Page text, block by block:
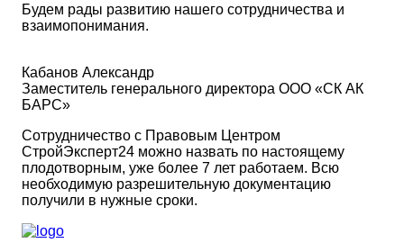
Будем рады развитию нашего сотрудничества и
взаимопонимания.
Кабанов Александр
Заместитель генерального директора ООО «СК АК
БАРС»
Сотрудничество с Правовым Центром
СтройЭксперт24 можно назвать по настоящему
плодотворным, уже более 7 лет работаем. Всю
необходимую разрешительную документацию
получили в нужные сроки.